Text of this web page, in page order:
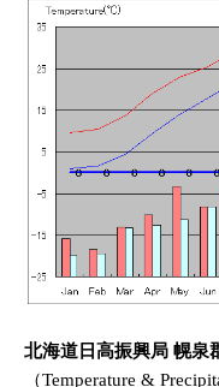
北海道日高振興局 幌泉
（Temperature &